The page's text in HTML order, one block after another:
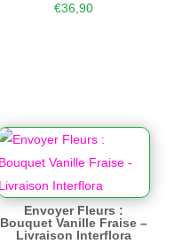
€36,90
Envoyer Fleurs :
Bouquet Vanille Fraise –
Livraison Interflora